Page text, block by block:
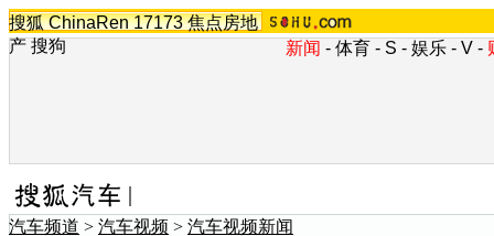
搜狐 ChinaRen 17173 焦点房地
产 搜狗 新闻 - 体育 - S - 娱乐 - V -
汽车频道 > 汽车视频 > 汽车视频新闻